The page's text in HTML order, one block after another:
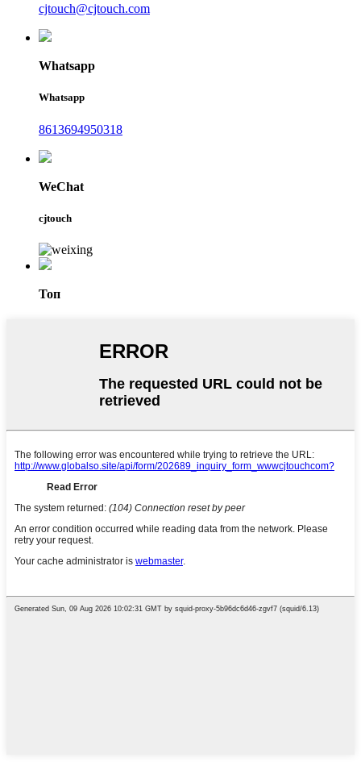
cjtouch@cjtouch.com
Whatsapp
Whatsapp
8613694950318
WeChat
cjtouch
Топ